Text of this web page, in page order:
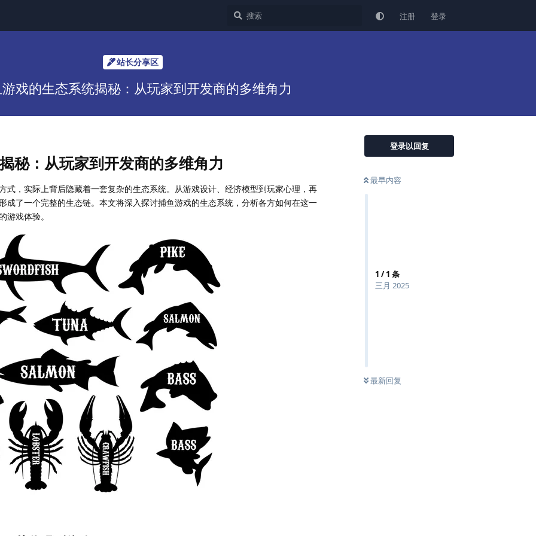
注册 登录
站长分享区
戏的生态系统揭秘：从玩家到开发商的多维角力
登录以回复
最早内容
1 /1 条
三月 2025
最新回复
秘：从玩家到开发商的多维角力
式，实际上背后隐藏着一套复杂的生态系统。从游戏设计、经济模型到玩家心理，再
成了一个完整的生态链。本文将深入探讨捕鱼游戏的生态系统，分析各方如何在这一
游戏体验。